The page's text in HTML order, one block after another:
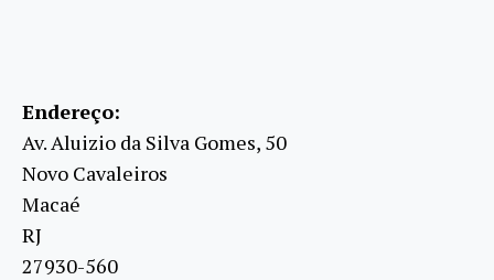
Endereço:
Av. Aluizio da Silva Gomes, 50
Novo Cavaleiros
Macaé
RJ
27930-560